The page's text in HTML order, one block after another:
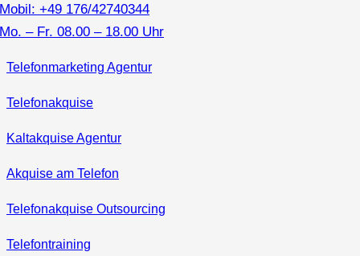
Mobil: +49 176/42740344
Mo. – Fr. 08.00 – 18.00 Uhr
Telefonmarketing Agentur
Telefonakquise
Kaltakquise Agentur
Akquise am Telefon
Telefonakquise Outsourcing
Telefontraining